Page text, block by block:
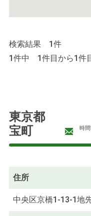
検索結果 1件
1件中 1件目から1件
東京都
宝町
時
住所
中央区京橋1-13-1地